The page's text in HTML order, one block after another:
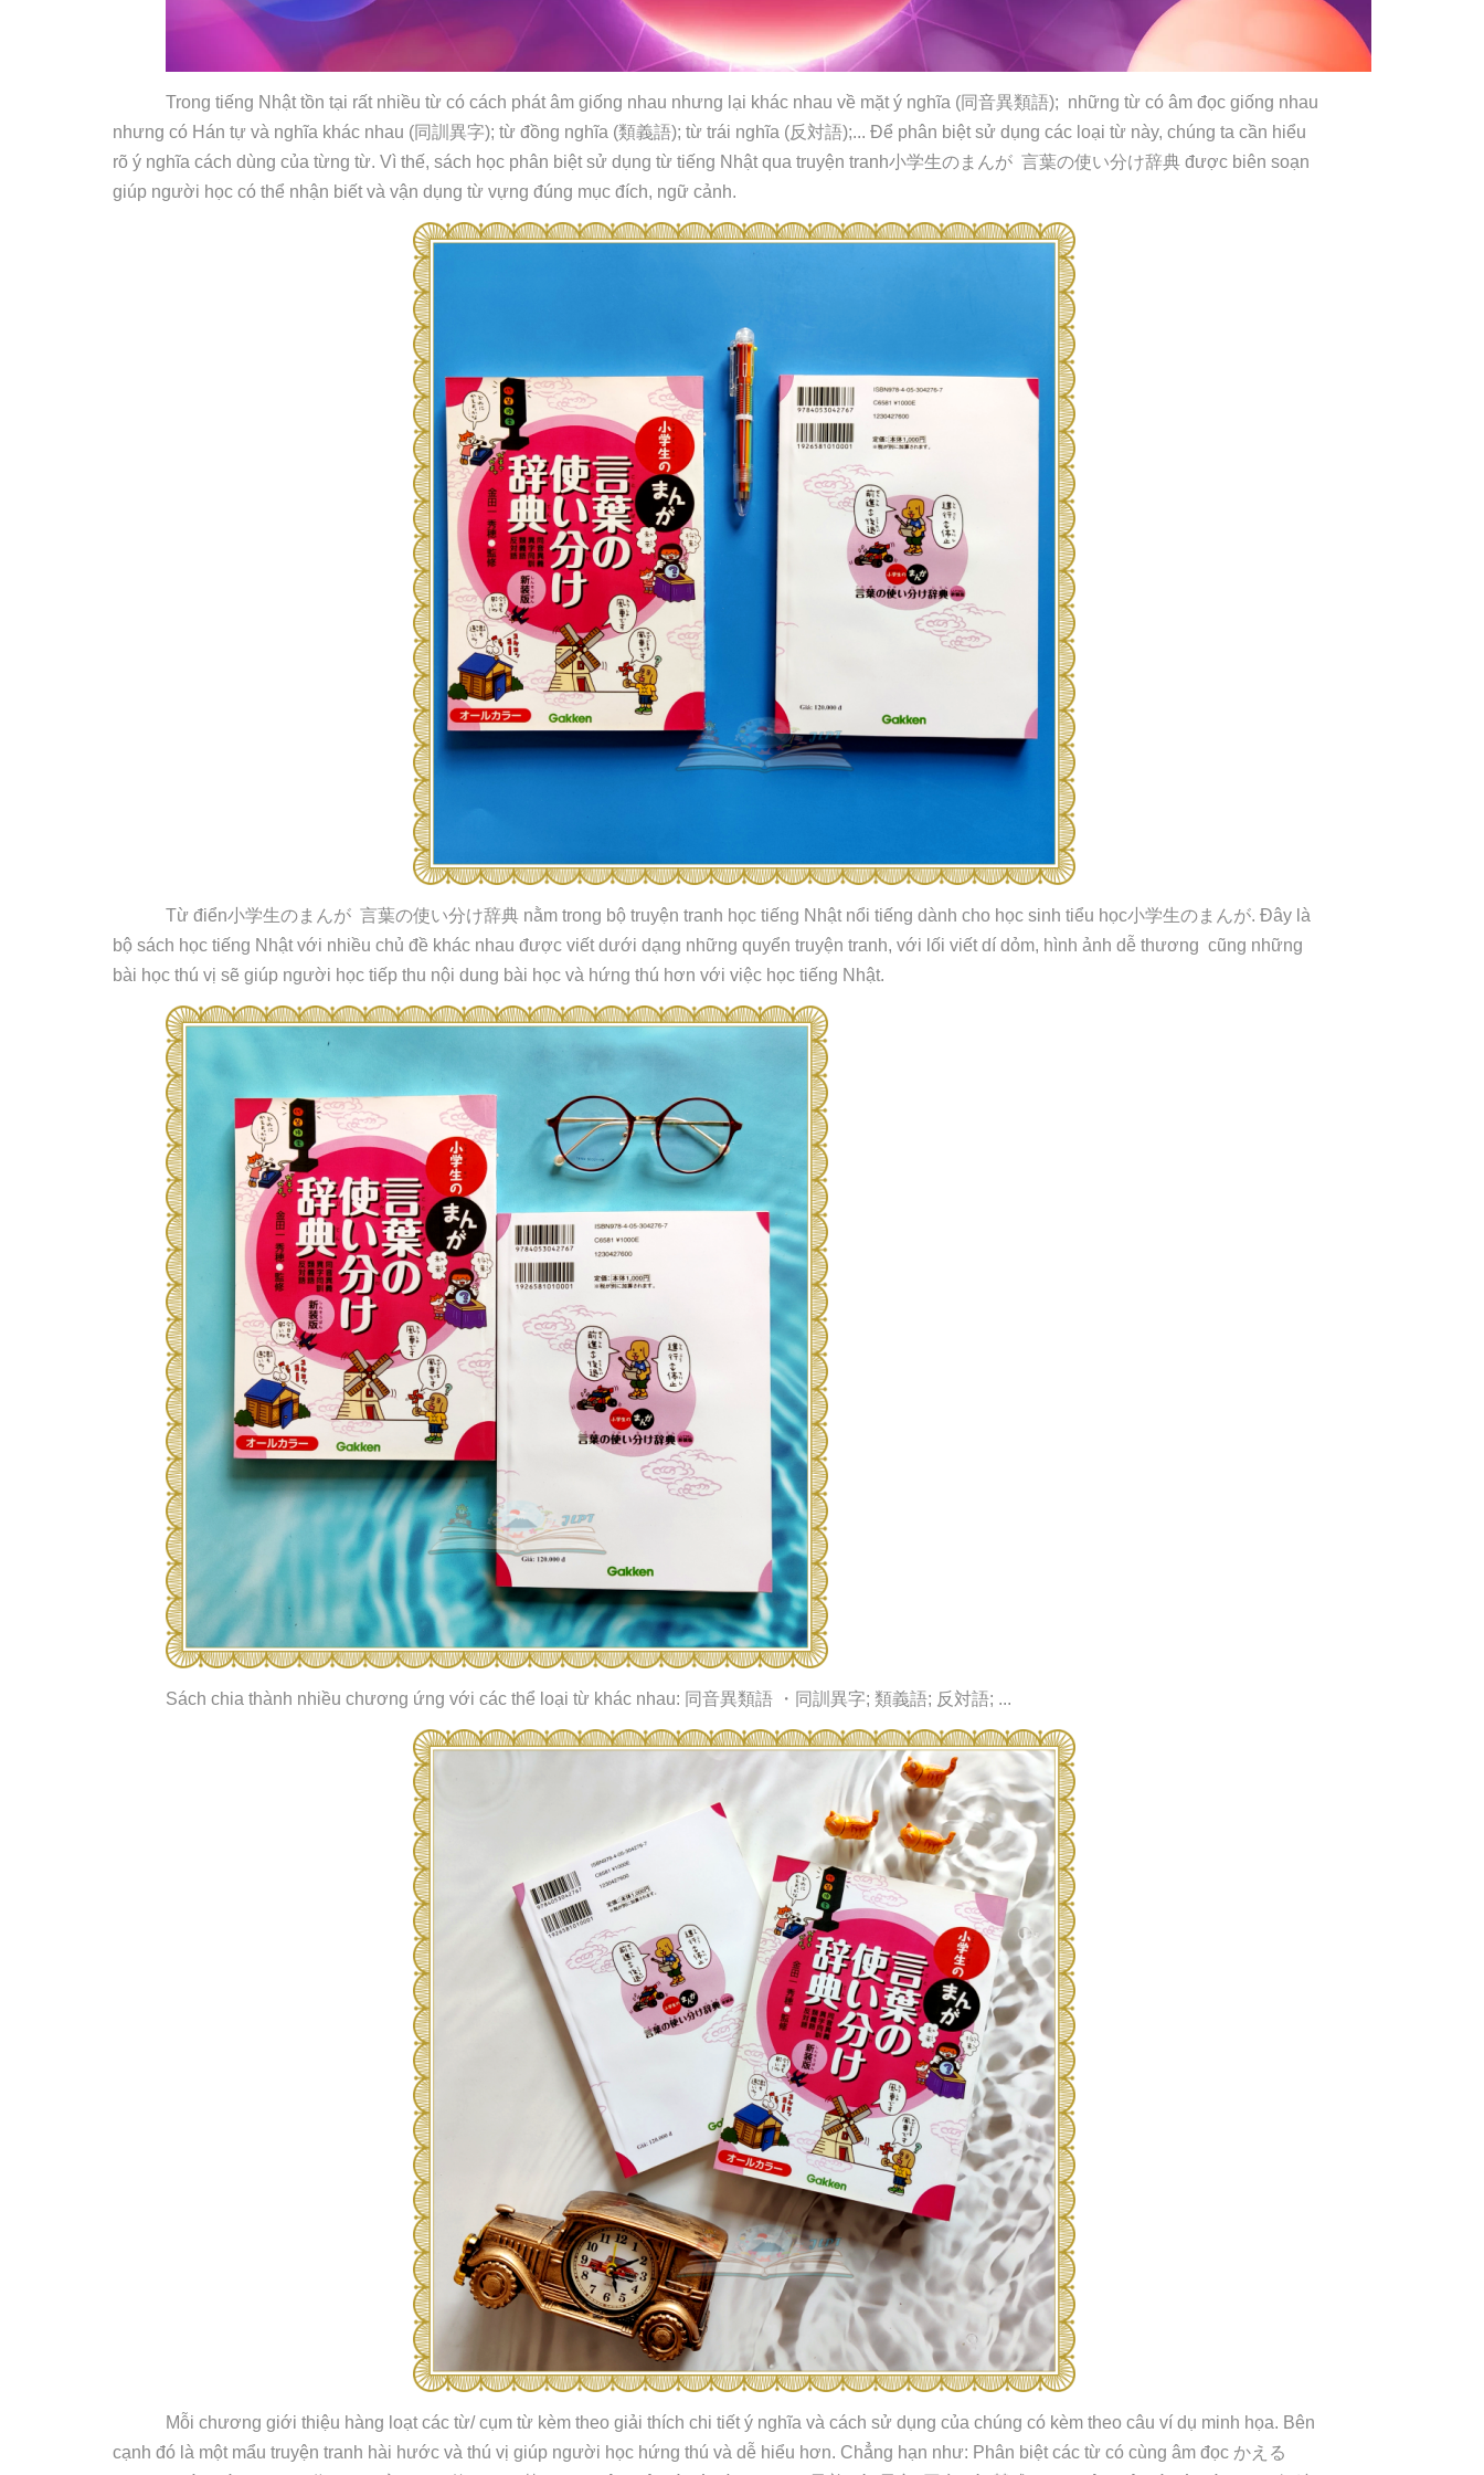
Trong tiếng Nhật tồn tại rất nhiều từ có cách phát âm giống nhau nhưng lại khác nhau về mặt ý nghĩa (同音異類語); những từ có âm đọc giống nhau
nhưng có Hán tự và nghĩa khác nhau (同訓異字); từ đồng nghĩa (類義語); từ trái nghĩa (反対語);... Để phân biệt sử dụng các loại từ này, chúng ta cần hiểu
rõ ý nghĩa cách dùng của từng từ. Vì thế, sách học phân biệt sử dụng từ tiếng Nhật qua truyện tranh小学生のまんが 言葉の使い分け辞典 được biên soạn
giúp người học có thể nhận biết và vận dụng từ vựng đúng mục đích, ngữ cảnh.
Từ điển小学生のまんが 言葉の使い分け辞典 nằm trong bộ truyện tranh học tiếng Nhật nổi tiếng dành cho học sinh tiểu học小学生のまんが. Đây là
bộ sách học tiếng Nhật với nhiều chủ đề khác nhau được viết dưới dạng những quyển truyện tranh, với lối viết dí dỏm, hình ảnh dễ thương cũng những
bài học thú vị sẽ giúp người học tiếp thu nội dung bài học và hứng thú hơn với việc học tiếng Nhật.
Sách chia thành nhiều chương ứng với các thể loại từ khác nhau: 同音異類語 ・同訓異字; 類義語; 反対語; ...
Mỗi chương giới thiệu hàng loạt các từ/ cụm từ kèm theo giải thích chi tiết ý nghĩa và cách sử dụng của chúng có kèm theo câu ví dụ minh họa. Bên
cạnh đó là một mẩu truyện tranh hài hước và thú vị giúp người học hứng thú và dễ hiểu hơn. Chẳng hạn như: Phân biệt các từ có cùng âm đọc かえる